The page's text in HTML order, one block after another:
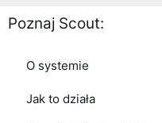
Poznaj Scout:
O systemie
Jak to działa